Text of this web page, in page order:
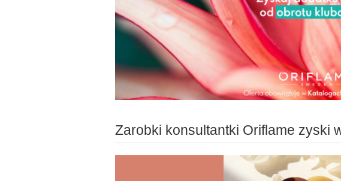
Zarobki konsultantki Oriflame zyski